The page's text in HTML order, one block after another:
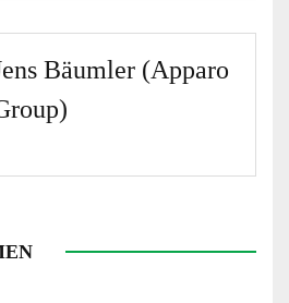
Bäumler (Apparo